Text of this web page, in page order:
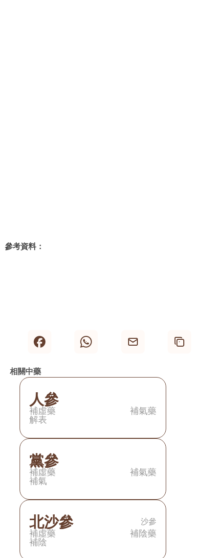
參考資料：
體質分型 – 博愛中醫
相關中藥
人參
補虛藥
補氣藥
解表
黨參
補虛藥
補氣藥
補氣
北沙參 沙參
補虛藥
補陰藥
補陰